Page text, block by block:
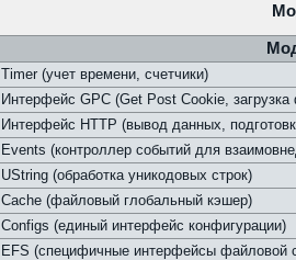
Timer (учет времени, счетчики)
Интерфейс GPC (Get Post Cookie,
Интерфейс HTTP (вывод данных,
Events (контроллер событий для
UString (обработка уникодовых строк)
Cache (файловый глобальный кэшер)
Configs (единый интерфейс конфигурации)
EFS (специфичные интерфейсы